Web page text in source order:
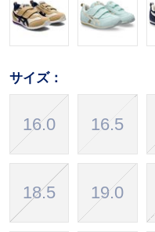
サイズ：
16.0 16.5
18.5 19.0